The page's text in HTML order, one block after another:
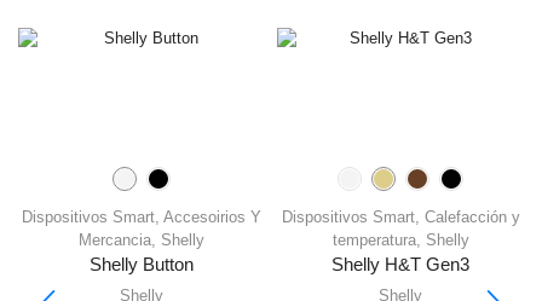
Dispositivos Smart, Accesoirios Y
Mercancia, Shelly
Shelly Button
Shelly
Dispositivos Smart, Calefacción y
temperatura, Shelly
Shelly H&T Gen3
Shelly